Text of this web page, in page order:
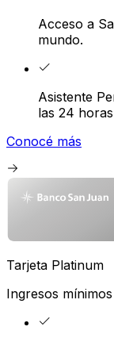
Acceso a
mundo.
Asistente
las 24 horas
Conocé más
Tarjeta Platinum
Ingresos